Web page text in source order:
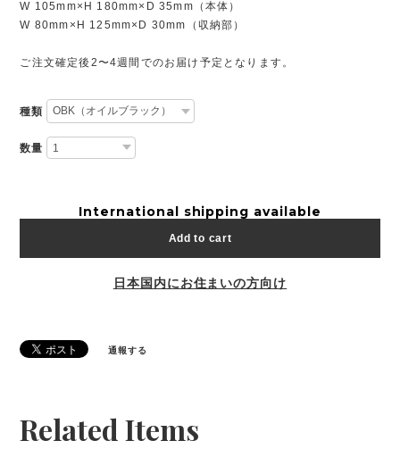
W 105mm×H 180mm×D 35mm（本体）
W 80mm×H 125mm×D 30mm（収納部）
ご注文確定後2〜4週間でのお届け予定となります。
種類
数量
International shipping available
Add to cart
日本国内にお住まいの方向け
通報する
Related Items